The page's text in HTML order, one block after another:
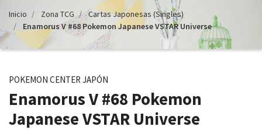
Inicio Zona TCG
Cartas Japonesas (Singles)
Enamorus V #68 Pokemon Japanese VSTAR Universe
POKEMON CENTER JAPÓN
Enamorus V #68 Pokemon
Japanese VSTAR Universe